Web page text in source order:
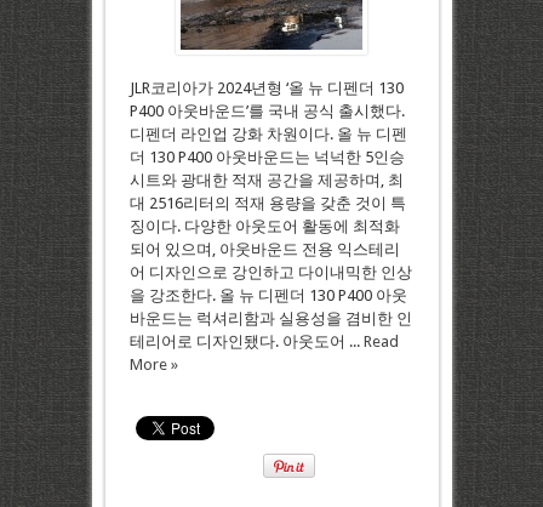
JLR코리아가 2024년형 ‘올 뉴 디펜더 130
P400 아웃바운드’를 국내 공식 출시했다.
디펜더 라인업 강화 차원이다. 올 뉴 디펜
더 130 P400 아웃바운드는 넉넉한 5인승
시트와 광대한 적재 공간을 제공하며, 최
대 2516리터의 적재 용량을 갖춘 것이 특
징이다. 다양한 아웃도어 활동에 최적화
되어 있으며, 아웃바운드 전용 익스테리
어 디자인으로 강인하고 다이내믹한 인상
을 강조한다. 올 뉴 디펜더 130 P400 아웃
바운드는 럭셔리함과 실용성을 겸비한 인
테리어로 디자인됐다. 아웃도어 ... Read
More »